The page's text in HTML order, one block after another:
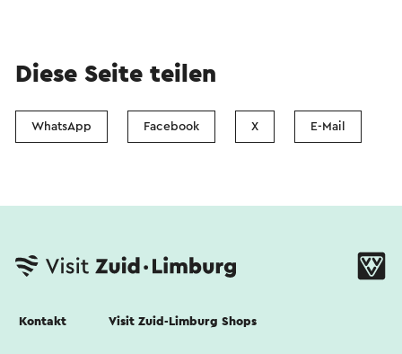
Diese Seite teilen
WhatsApp Facebook X E-Mail
Kontakt Visit Zuid-Limburg Shops